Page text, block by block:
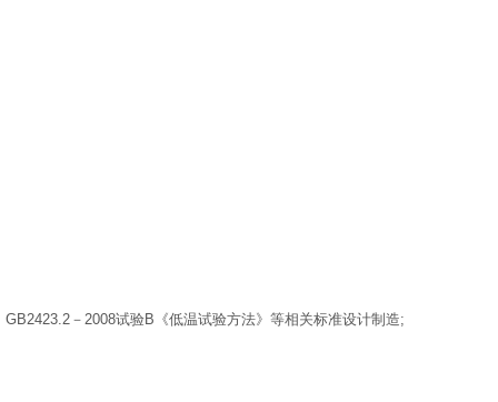
－2008试验B《低温试验方法》等相关标准设计制造;